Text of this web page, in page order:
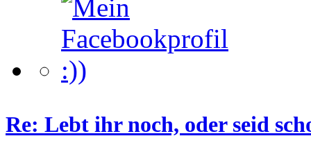
Re: Lebt ihr noch, oder seid